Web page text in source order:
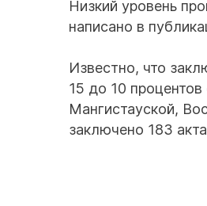
Низкий уровень
написано в
Известно, что
15 до 10
Мангистауской,
заключено 183